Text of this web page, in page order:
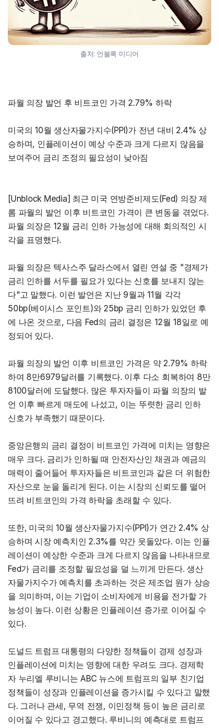
출처: 언블록 미디어
파월 의장 발언 후 비트코인 가격 2.79% 하락
미국의 10월 생산자물가지수(PPI)가 전년 대비 2.4% 상
승하며, 인플레이션이 예상 수준과 크게 다르지 않음을
보여주어 금리 조정의 필요성이 낮아짐
[Unblock Media] 최근 미국 연방준비제도(Fed) 의장 제
롬 파월의 발언 이후 비트코인 가격이 큰 변동을 겪었다.
파월 의장은 12월 금리 인하 가능성에 대해 회의적인 시
각을 표명했다.
파월 의장은 텍사스주 달라스에서 열린 연설 중 "경제가
금리 인하를 서두를 필요가 있다는 신호를 보내지 않는
다"고 말했다. 이런 발언은 지난 9월과 11월 각각
50bp(베이시스 포인트)와 25bp 금리 인하가 있었던 후
에 나온 것으로, 다음 Fed의 금리 결정은 12월 18일로 예
정되어 있다.
파월 의장의 발언 이후 비트코인 가격은 약 2.79% 하락
하여 8만6979달러를 기록했다. 이후 다소 회복하여 8만
8100달러에 도달했다. 많은 투자자들이 파월 의장의 발
언 이후 빠르게 매도에 나섰고, 이는 뚜렷한 금리 인하
신호가 부족했기 때문이다.
중앙은행의 금리 결정이 비트코인 가격에 미치는 영향은
매우 크다. 금리가 인하될 때 안전자산인 채권과 예금의
매력이 줄어들어 투자자들은 비트코인과 같은 더 위험한
자산으로 눈을 돌리게 된다. 이는 시장의 신뢰도를 떨어
뜨려 비트코인의 가격 하락을 초래할 수 있다.
또한, 미국의 10월 생산자물가지수(PPI)가 연간 2.4% 상
승하며 시장 예측치인 2.3%를 약간 웃돌았다. 이는 인플
레이션이 예상한 수준과 크게 다르지 않음을 나타내므로
Fed가 금리를 조정할 필요성을 덜 느끼게 만든다. 생산
자물가지수가 예측치를 초과하는 것은 제조업 원가 상승
을 의미하며, 이는 기업이 소비자에게 비용을 전가할 가
능성이 높다. 이런 상황은 인플레이션 증가로 이어질 수
있다.
도널드 트럼프 대통령의 다양한 정책들이 경제 성장과
인플레이션에 미치는 영향에 대한 우려도 크다. 경제학
자 누리엘 루비니는 ABC 뉴스에 트럼프의 일부 친기업
정책들이 성장과 인플레이션을 증가시킬 수 있다고 말했
다. 그러나 관세, 무역 전쟁, 이민정책 등이 높은 금리로
이어질 수 있다고 경고했다. 루비니의 예측대로 트럼프